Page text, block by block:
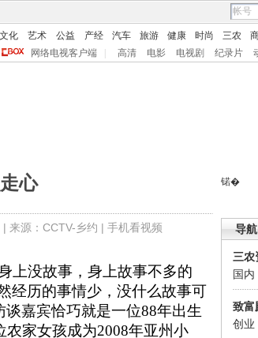
文化 艺术 公益 产经 汽车 旅游 健康 时尚 三农
网络电视客户端 高清 电影 电视剧 纪录片
心
| 来源：CCTV-乡约 | 手机看视频
锘�
导航
三农
国内
致富
创业
上没故事，身上故事不多的
经历的事情少，没什么故事可
谈嘉宾恰巧就是一位88年出生
农家女孩成为2008年亚州小